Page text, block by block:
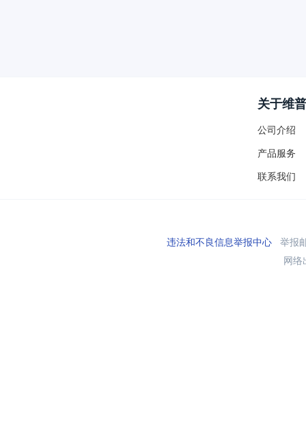
关于维普
公司介绍
产品服务
联系我们
违法和不良信息举报中心举报
网